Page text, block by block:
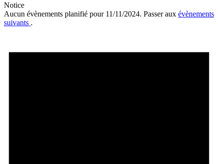
Notice
Aucun évènements planifié pour 11/11/2024. Passer aux évènements
suivants .